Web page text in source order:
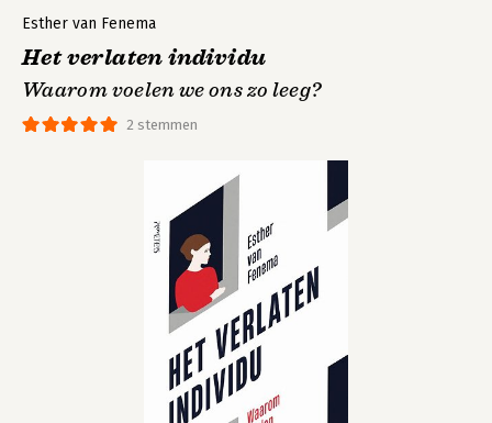
2 stemmen
Esther van Fenema
Het verlaten individu
Waarom voelen we ons zo leeg?